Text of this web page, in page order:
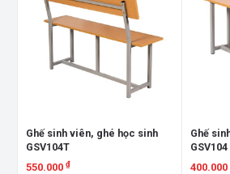
Ghế sinh viên, ghé học sinh
GSV104T
550.000 ₫
Ghế
GSV104
400.000